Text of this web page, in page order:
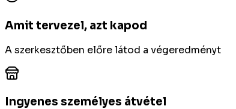
Amit tervezel, azt kapod
A szerkesztőben előre látod a végeredményt
Ingyenes személyes átvétel